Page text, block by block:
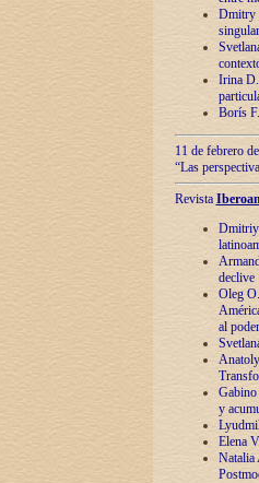
Dmitry
Irina
Borís
11 de febrero
“Las
Revista
Dmitriy
declive
Oleg
al poder
y
Elena
Natalia